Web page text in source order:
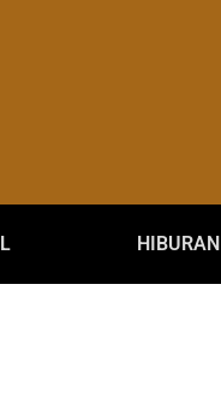
HIBURAN